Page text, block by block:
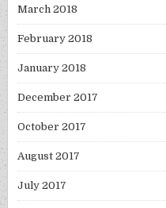
March 2018
February 2018
January 2018
December 2017
October 2017
August 2017
July 2017